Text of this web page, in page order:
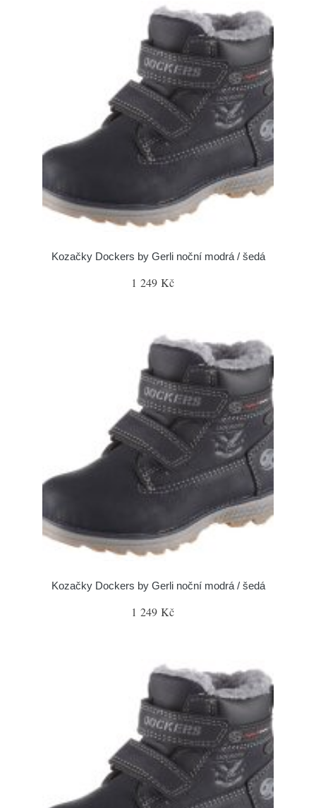
Kozačky Dockers by Gerli noční modrá / šedá
1 249 Kč
Kozačky Dockers by Gerli noční modrá / šedá
1 249 Kč